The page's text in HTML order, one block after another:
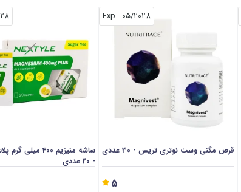
05/2028
: Exp
قرص مگنی وست نوتری تریس - 30 عددی
5
ساشه منیزیم 400
- 20 عددی